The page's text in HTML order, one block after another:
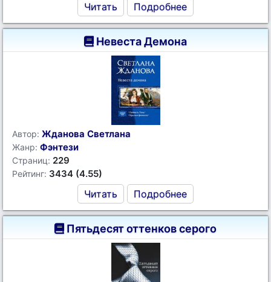
Читать Подробнее
Невеста Демона
Автор: Жданова Светлана
Жанр: Фэнтези
Страниц: 229
Рейтинг: 3434 (4.55)
Читать Подробнее
Пятьдесят оттенков серого